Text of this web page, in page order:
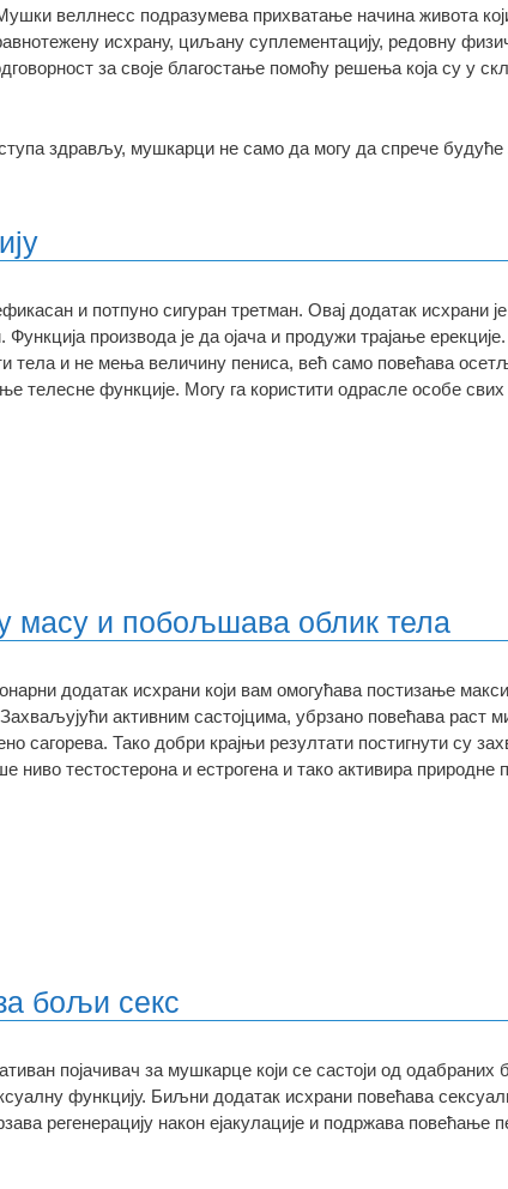
веллнесс подразумева прихватање начина живота
исхрану, циљану суплементацију, редовну
за своје благостање помоћу решења која су у
здрављу, мушкарци не само да могу да спрече
и потпуно сигуран третман. Овај додатак исхрани
Функција производа је да ојача и продужи трајање
тела и не мења величину пениса, већ само повећава
телесне функције. Могу га користити одрасле особе свих
масу и побољшава облик тела
додатак исхрани који вам омогућава постизање
Захваљујући активним састојцима, убрзано повећава раст
сагорева. Тако добри крајњи резултати постигнути су
ниво тестостерона и естрогена и тако активира природне
бољи секс
појачивач за мушкарце који се састоји од
функцију. Биљни додатак исхрани повећава
регенерацију након ејакулације и подржава повећање